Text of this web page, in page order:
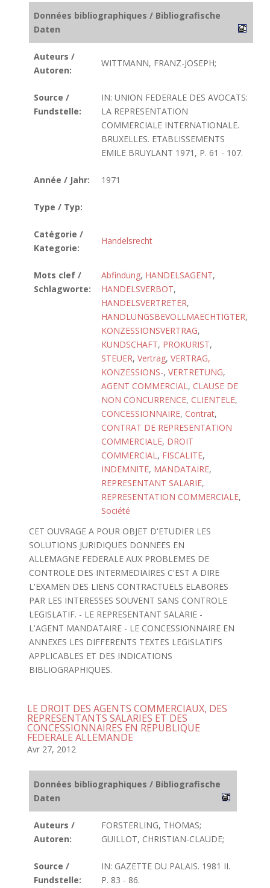
Données bibliographiques / Bibliografische
Daten
Auteurs /
Autoren:
WITTMANN, FRANZ-JOSEPH;
Source /
Fundstelle:
IN: UNION FEDERALE DES AVOCATS:
LA REPRESENTATION
COMMERCIALE INTERNATIONALE.
BRUXELLES. ETABLISSEMENTS
EMILE BRUYLANT 1971, P. 61 - 107.
Année / Jahr: 1971
Type / Typ:
Catégorie /
Kategorie:
Handelsrecht
Mots clef /
Schlagworte:
Abfindung, HANDELSAGENT,
HANDELSVERBOT,
HANDELSVERTRETER,
HANDLUNGSBEVOLLMAECHTIGTER,
KONZESSIONSVERTRAG,
KUNDSCHAFT, PROKURIST,
STEUER, Vertrag, VERTRAG,
KONZESSIONS-, VERTRETUNG,
AGENT COMMERCIAL, CLAUSE DE
NON CONCURRENCE, CLIENTELE,
CONCESSIONNAIRE, Contrat,
CONTRAT DE REPRESENTATION
COMMERCIALE, DROIT
COMMERCIAL, FISCALITE,
INDEMNITE, MANDATAIRE,
REPRESENTANT SALARIE,
REPRESENTATION COMMERCIALE,
Société
CET OUVRAGE A POUR OBJET D'ETUDIER LES
SOLUTIONS JURIDIQUES DONNEES EN
ALLEMAGNE FEDERALE AUX PROBLEMES DE
CONTROLE DES INTERMEDIAIRES C'EST A DIRE
L'EXAMEN DES LIENS CONTRACTUELS ELABORES
PAR LES INTERESSES SOUVENT SANS CONTROLE
LEGISLATIF. - LE REPRESENTANT SALARIE -
L'AGENT MANDATAIRE - LE CONCESSIONNAIRE EN
ANNEXES LES DIFFERENTS TEXTES LEGISLATIFS
APPLICABLES ET DES INDICATIONS
BIBLIOGRAPHIQUES.
LE DROIT DES AGENTS COMMERCIAUX, DES
REPRESENTANTS SALARIES ET DES
CONCESSIONNAIRES EN REPUBLIQUE
FEDERALE ALLEMANDE
Avr 27, 2012
Données bibliographiques / Bibliografische
Daten
Auteurs /
Autoren:
FORSTERLING, THOMAS;
GUILLOT, CHRISTIAN-CLAUDE;
Source /
Fundstelle:
IN: GAZETTE DU PALAIS. 1981 II.
P. 83 - 86.